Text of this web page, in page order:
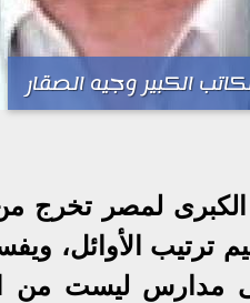
الكبير وجيه الصقار
الكبرى لمصر تخرج
ترتيب الأوائل،
مدارس ليست من